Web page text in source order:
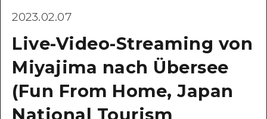
Empfehlung
Kunst
Veranstaltungen / Feste
Essen / Trinken
Modellkurse
Aufführen
Dive! Hiroshima Offizieller Führer
Hiroshima Fantasiereise
Entdecken
Aufführen
Rund um Hiroshima City
Veranstaltungen
2023.02.07
Live-Video-Streaming von
Miyajima nach Übersee
(Fun From Home, Japan
National Tourism